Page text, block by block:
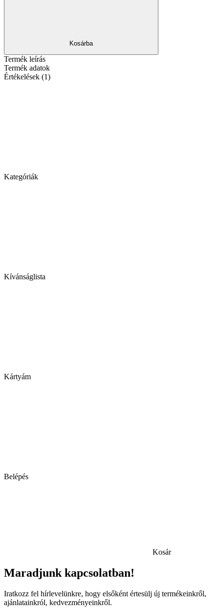
Kosárba
Termék leírás
Termék adatok
Értékelések (1)
Kategóriák
Kívánságlista
Kártyám
Belépés
Kosár
Maradjunk kapcsolatban!
Iratkozz fel hírlevelünkre, hogy elsőként értesülj új termékeinkről,
ajánlatainkról, kedvezményeinkről.